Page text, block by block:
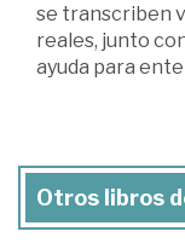
se transcriben
reales, junto
ayuda para
Otros libros